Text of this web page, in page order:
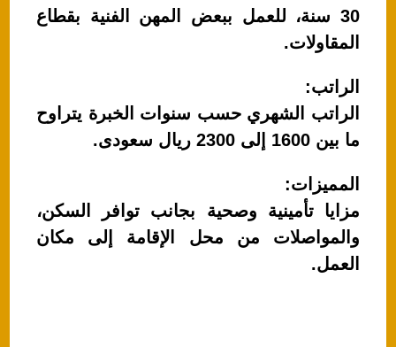
30 سنة، للعمل ببعض المهن الفنية بقطاع
المقاولات.
الراتب:
الراتب الشهري حسب سنوات الخبرة يتراوح
ما بين 1600 إلى 2300 ريال سعودى.
المميزات:
مزايا تأمينية وصحية بجانب توافر السكن،
والمواصلات من محل الإقامة إلى مكان
العمل.